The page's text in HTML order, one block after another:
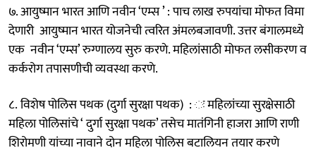
७. आयुष्मान भारत आणि नवीन ‘एम्स ’ : पाच लाख रुपयांचा मोफत विमा
देणारी आयुष्मान भारत योजनेची त्वरित अंमलबजावणी. उत्तर बंगालमध्ये
एक नवीन ‘एम्स’ रुग्णालय सुरु करणे. महिलांसाठी मोफत लसीकरण व
कर्करोग तपासणीची व्यवस्था करणे.
८. विशेष पोलिस पथक (दुर्गा सुरक्षा पथक) : ः महिलांच्या सुरक्षेसाठी
महिला पोलिसांचे ‘ दुर्गा सुरक्षा पथक’ तसेच मातंगिनी हाजरा आणि राणी
शिरोमणी यांच्या नावाने दोन महिला पोलिस बटालियन तयार करणे